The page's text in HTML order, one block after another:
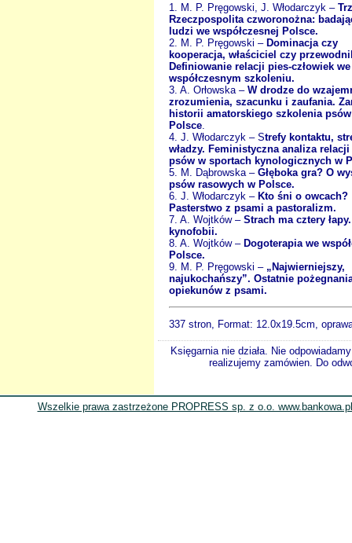
1. M. P. Pręgowski, J. Włodarczyk –
Rzeczpospolita czworonożna:
ludzi we współczesnej Polsce.
2. M. P. Pręgowski – Dominacja czy
kooperacja, właściciel czy
Definiowanie relacji pies-człowiek we
współczesnym szkoleniu.
3. A. Orłowska – W drodze do
zrozumienia, szacunku i zaufania.
historii amatorskiego szkolenia
Polsce
4. J. Włodarczyk – Strefy kontaktu,
władzy. Feministyczna analiza
psów w sportach kynologicznych w
5. M. Dąbrowska – Głęboka gra? O
psów rasowych w Polsce.
6. J. Włodarczyk – Kto śni o owcach?
Pasterstwo z psami a pastoralizm.
7. A. Wojtków – Strach ma cztery
kynofobii.
8. A. Wojtków – Dogoterapia we
Polsce.
9. M. P. Pręgowski – „Najwierniejszy,
najukochańszy”. Ostatnie
opiekunów z psami.
337 stron, Format: 12.0x19.5cm,
Księgarnia nie działa. Nie
realizujemy zamówien. Do
Wszelkie prawa zastrzeżone PROPRESS sp. z o.o.